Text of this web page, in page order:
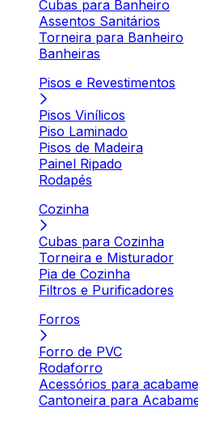
Cubas para Banheiro
Assentos Sanitários
Torneira para Banheiro
Banheiras
Pisos e Revestimentos
Pisos Vinílicos
Piso Laminado
Pisos de Madeira
Painel Ripado
Rodapés
Cozinha
Cubas para Cozinha
Torneira e Misturador
Pia de Cozinha
Filtros e Purificadores
Forros
Forro de PVC
Rodaforro
Acessórios para
Cantoneira para